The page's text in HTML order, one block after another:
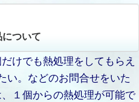
ついて
けでも熱処理をしてもらえ
い。などのお問合せをいた
１個からの熱処理が可能で